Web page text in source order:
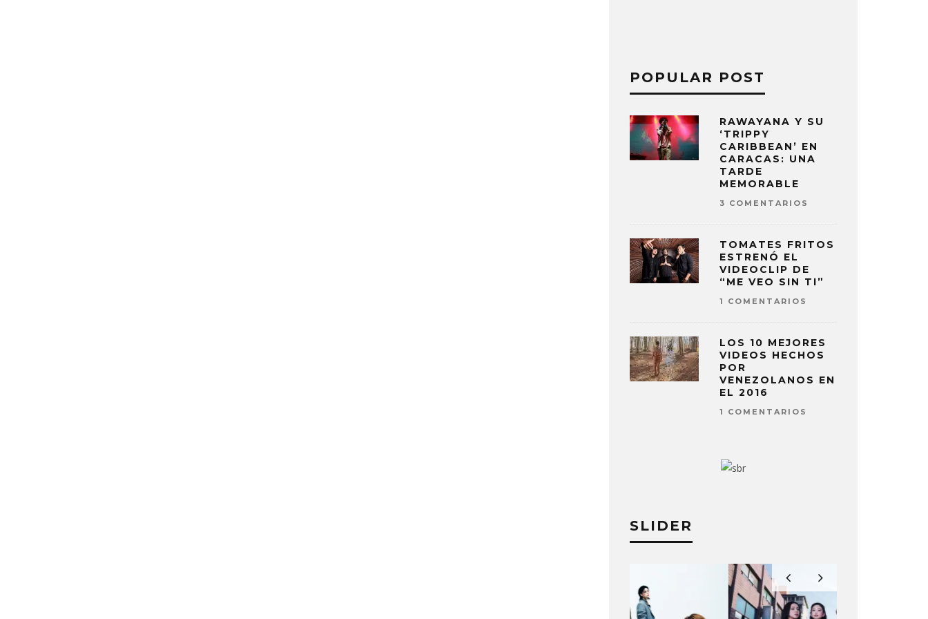
POPULAR POST
RAWAYANA Y SU
‘TRIPPY
CARIBBEAN’ EN
CARACAS: UNA
TARDE
MEMORABLE
3 COMENTARIOS
TOMATES FRITOS
ESTRENÓ EL
VIDEOCLIP DE
“ME VEO SIN TI”
1 COMENTARIOS
LOS 10 MEJORES
VIDEOS HECHOS
POR
VENEZOLANOS EN
EL 2016
1 COMENTARIOS
SLIDER